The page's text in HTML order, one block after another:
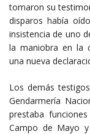
tomaron su
disparos había
insistencia de uno
la maniobra en la
una nueva
Los demás
Gendarmería
prestaba
Campo de Mayo